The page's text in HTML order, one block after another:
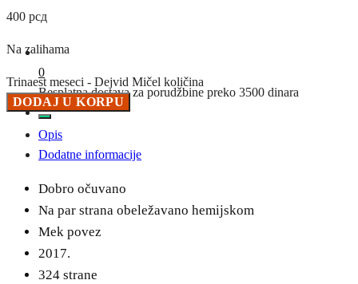
0
Besplatna dostava za porudžbine preko 3500 dinara
400 рсд
Na zalihama
Trinaest meseci - Dejvid Mičel količina
DODAJ U KORPU
Opis
Dodatne informacije
Dobro očuvano
Na par strana obeležavano hemijskom
Mek povez
2017.
324 strane